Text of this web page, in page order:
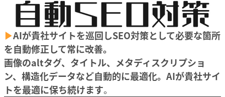
▶︎AIが貴社サイトを巡回しSEO対策として必要な箇所
を自動修正して常に改善。
画像のaltタグ、タイトル、メタディスクリプショ
ン、構造化データなど自動的に最適化。AIが貴社サイ
トを最適に保ち続けます。